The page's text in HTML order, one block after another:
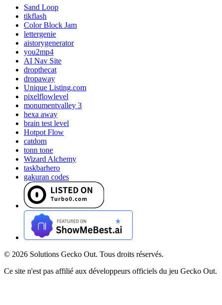
Sand Loop
tikflash
Color Block Jam
lettergenie
aistorygenerator
you2mp4
AI Nav Site
dropthecat
dropaway
Unique Listing.com
pixelflowlevel
monumentvalley 3
hexa away
brain test level
Hotpot Flow
catdom
tonn tone
Wizard Alchemy
taskbarhero
gakuran codes
© 2026 Solutions Gecko Out. Tous droits réservés.
Ce site n'est pas affilié aux développeurs officiels du jeu Gecko Out.